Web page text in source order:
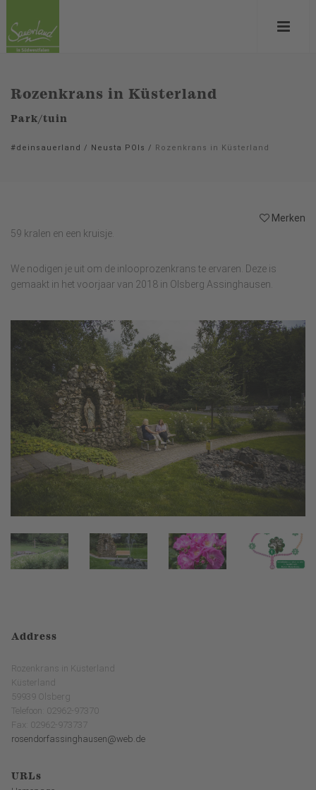
Rozenkrans in Küsterland
Park/tuin
#deinsauerland / Neusta POIs / Rozenkrans in Küsterland
Merken
59 kralen en een kruisje.
We nodigen je uit om de inlooprozenkrans te ervaren. Deze is
gemaakt in het voorjaar van 2018 in Olsberg Assinghausen.
Address
Rozenkrans in Küsterland
Küsterland
59939 Olsberg
Telefoon: 02962-97370
Fax: 02962-973737
rosendorfassinghausen@web.de
URLs